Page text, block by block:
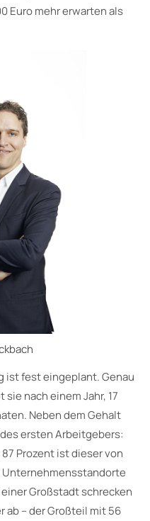
Euro mehr erwarten als
ist fest eingeplant. Genau
nach einem Jahr, 17
Neben dem Gehalt
ersten Arbeitgebers:
Prozent ist dieser von
Großstadt schrecken
ab – der Großteil mit 56